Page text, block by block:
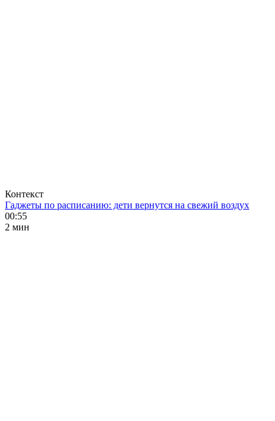
Контекст
Гаджеты по расписанию: дети вернутся на свежий воздух
00:55
2 мин